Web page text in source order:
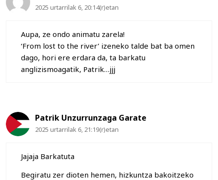
2025 urtarrilak 6, 20:14(r)etan
Aupa, ze ondo animatu zarela!
‘From lost to the river’ izeneko talde bat ba omen
dago, hori ere erdara da, ta barkatu
anglizismoagatik, Patrik…jjj
Patrik Unzurrunzaga Garate
2025 urtarrilak 6, 21:19(r)etan
Jajaja Barkatuta
Begiratu zer dioten hemen, hizkuntza bakoitzeko